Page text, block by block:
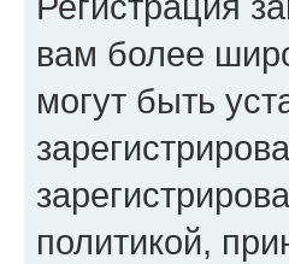
вам более
могут быть
политикой,